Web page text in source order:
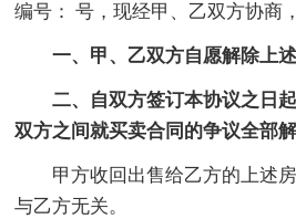
编号： 号，现经甲、乙双方协商
一、甲、乙双方自愿解除上
二、自双方签订本协议之日
双方之间就买卖合同的争议全部解
甲方收回出售给乙方的上述
与乙方无关。